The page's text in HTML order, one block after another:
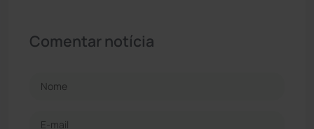
Comentar notícia